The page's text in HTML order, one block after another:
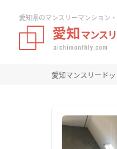
愛知県のマンスリーマンション
愛知マンスリード